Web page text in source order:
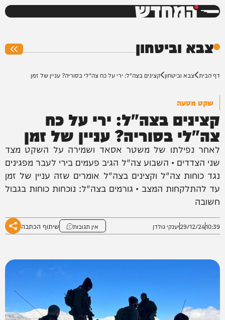
המחדש
צבא וביטחון
דף הבית צבא וביטחון קצינים בצה"ל: ירי על כח צה"לי בסוריה? עניין של זמן
שקט מטעה
קצינים בצה"ל: ירי על כח
צה"לי בסוריה? עניין של זמן
לאחר נפילתו של משטר אסאד ושמירה על השקט מצד
שני הצדדים • השבוע צה"ל הגיב פעמים בירי לעבר מפגינים
נגד כוחות צה"ל וקצינים בצה"ל אומרים שזה עניין של זמן
עד להתלקחות המצב • גורמים בצה"ל: נוכחות כוחות בגבול
חשובה
10:39
29/12/24יענקי גולדן אין תגובות שיתוף הכתבה